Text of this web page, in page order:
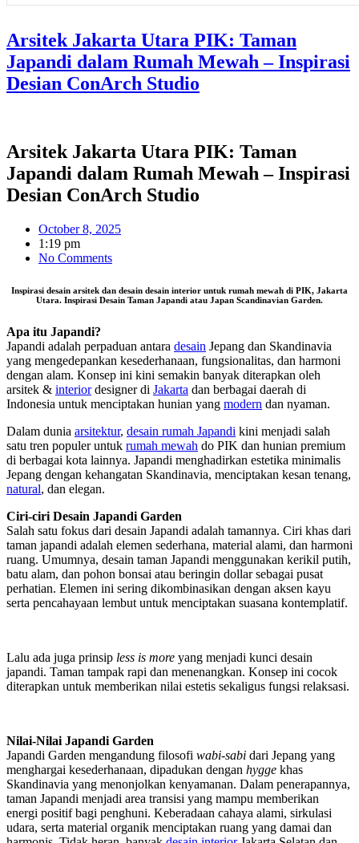
Arsitek Jakarta Utara PIK: Taman
Japandi dalam Rumah Mewah – Inspirasi
Desian ConArch Studio
Arsitek Jakarta Utara PIK: Taman
Japandi dalam Rumah Mewah – Inspirasi
Desian ConArch Studio
October 8, 2025
1:19 pm
No Comments
Inspirasi desain arsitek dan desain desain interior untuk rumah mewah di PIK, Jakarta
Utara. Inspirasi Desain Taman Japandi atau Japan Scandinavian Garden.
Apa itu Japandi?
Japandi adalah perpaduan antara desain Jepang dan Skandinavia
yang mengedepankan kesederhanaan, fungsionalitas, dan harmoni
dengan alam. Konsep ini kini semakin banyak diterapkan oleh
arsitek & interiordesigner di Jakarta dan berbagai daerah di
Indonesia untuk menciptakan hunian yang modern dan nyaman.
Dalam dunia arsitektur, desain rumah Japandi kini menjadi salah
satu tren populer untuk rumah mewah do PIK dan hunian premium
di berbagai kota lainnya. Japandi menghadirkan estetika minimalis
Jepang dengan kehangatan Skandinavia, menciptakan kesan tenang,
natural, dan elegan.
Ciri-ciri Desain Japandi Garden
Salah satu fokus dari desain Japandi adalah tamannya. Ciri khas dari
taman japandi adalah elemen sederhana, material alami, dan harmoni
ruang. Umumnya, desain taman Japandi menggunakan kerikil putih,
batu alam, dan pohon bonsai atau beringin dollar sebagai pusat
perhatian. Elemen ini sering dikombinasikan dengan aksen kayu
serta pencahayaan lembut untuk menciptakan suasana kontemplatif.
Lalu ada juga prinsip less is more yang menjadi kunci desain
japandi. Taman tampak rapi dan menenangkan. Konsep ini cocok
diterapkan untuk memberikan nilai estetis sekaligus fungsi relaksasi.
Nilai-Nilai Japandi Garden
Japandi Garden mengandung filosofi wabi-sabi dari Jepang yang
menghargai kesederhanaan, dipadukan dengan hygge khas
Skandinavia yang menonjolkan kenyamanan. Dalam penerapannya,
taman Japandi menjadi area transisi yang mampu memberikan
energi positif bagi penghuni. Keberadaan cahaya alami, sirkulasi
udara, serta material organik menciptakan ruang yang damai dan